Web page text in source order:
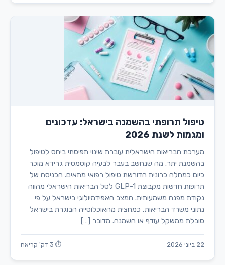
טיפול תרופתי בהשמנה בישראל: עדכונים
ומגמות לשנת 2026
מערכת הבריאות הישראלית עוברת שינוי תפיסתי ביחס לטיפול
בהשמנת יתר. מה שנחשב בעבר לבעיה קוסמטית גרידא מוכר
כיום כמחלה כרונית הדורשת טיפול רפואי מתאים. הכניסה של
תרופות חדשות מקבוצת GLP-1 לסל הבריאות הישראלי מהווה
נקודת מפנה משמעותית. המצב האפידמיולוגי בישראל על פי
נתוני משרד הבריאות, כמחצית מהאוכלוסייה הבוגרת בישראל
סובלת ממשקל עודף או השמנה. מדובר […]
22 ביוני 2026 ⏱ 3 דק' קריאה